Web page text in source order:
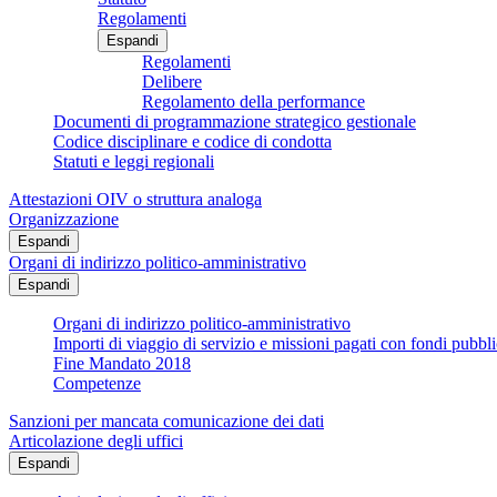
Regolamenti
Espandi
Regolamenti
Delibere
Regolamento della performance
Documenti di programmazione strategico gestionale
Codice disciplinare e codice di condotta
Statuti e leggi regionali
Attestazioni OIV o struttura analoga
Organizzazione
Espandi
Organi di indirizzo politico-amministrativo
Espandi
Organi di indirizzo politico-amministrativo
Importi di viaggio di servizio e missioni pagati con fondi
Fine Mandato 2018
Competenze
Sanzioni per mancata comunicazione dei dati
Articolazione degli uffici
Espandi